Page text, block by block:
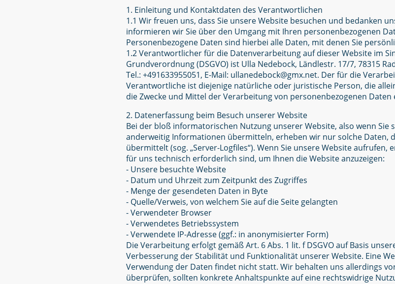
1. Einleitung und Kontaktdaten des Verantwortlichen
1.1 Wir freuen uns, dass Sie unsere Website besuchen und bedanken
informieren wir Sie über den Umgang mit Ihren personenbezogenen
Personenbezogene Daten sind hierbei alle Daten, mit denen Sie
1.2 Verantwortlicher für die Datenverarbeitung auf dieser Website im
Grundverordnung (DSGVO) ist Ulla Nedebock, Ländlestr. 17/7, 78315
Tel.: +491633955051, E-Mail: ullanedebock@gmx.net. Der für die
Verantwortliche ist diejenige natürliche oder juristische Person, die
die Zwecke und Mittel der Verarbeitung von personenbezogenen Daten
2. Datenerfassung beim Besuch unserer Website
Bei der bloß informatorischen Nutzung unserer Website, also wenn Sie
anderweitig Informationen übermitteln, erheben wir nur solche Daten,
übermittelt (sog. „Server-Logfiles“). Wenn Sie unsere Website
für uns technisch erforderlich sind, um Ihnen die Website anzuzeigen:
- Unsere besuchte Website
- Datum und Uhrzeit zum Zeitpunkt des Zugriffes
- Menge der gesendeten Daten in Byte
- Quelle/Verweis, von welchem Sie auf die Seite gelangten
- Verwendeter Browser
- Verwendetes Betriebssystem
- Verwendete IP-Adresse (ggf.: in anonymisierter Form)
Die Verarbeitung erfolgt gemäß Art. 6 Abs. 1 lit. f DSGVO auf Basis
Verbesserung der Stabilität und Funktionalität unserer Website. Eine
Verwendung der Daten findet nicht statt. Wir behalten uns allerdings
überprüfen, sollten konkrete Anhaltspunkte auf eine rechtswidrige